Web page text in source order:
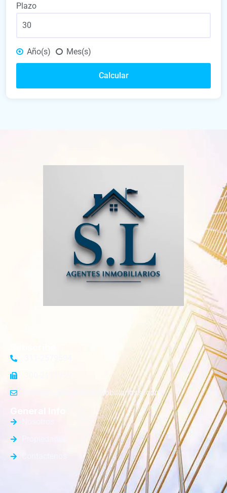
Plazo
Año(s) Mes(s)
Calcular
contacto@agentesinmobiliariossl.com